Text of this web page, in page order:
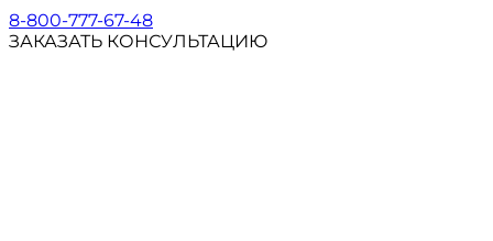
8-800-777-67-48
ЗАКАЗАТЬ КОНСУЛЬТАЦИЮ